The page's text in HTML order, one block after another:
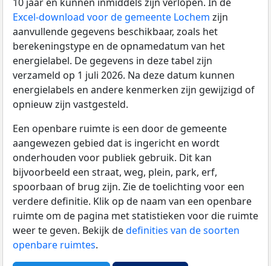
Excel-download voor de gemeente Lochem zijn
aanvullende gegevens beschikbaar, zoals het
berekeningstype en de opnamedatum van het
energielabel. De gegevens in deze tabel zijn
verzameld op 1 juli 2026. Na deze datum kunnen
energielabels en andere kenmerken zijn gewijzigd of
opnieuw zijn vastgesteld.
Een openbare ruimte is een door de gemeente
aangewezen gebied dat is ingericht en wordt
onderhouden voor publiek gebruik. Dit kan
bijvoorbeeld een straat, weg, plein, park, erf,
spoorbaan of brug zijn. Zie de toelichting voor een
verdere definitie. Klik op de naam van een openbare
ruimte om de pagina met statistieken voor die ruimte
weer te geven. Bekijk dedefinities van de soorten
openbare ruimtes.